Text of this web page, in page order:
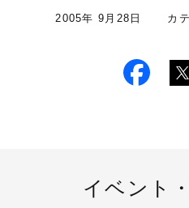
2005年 9月28日 カテ
イベント